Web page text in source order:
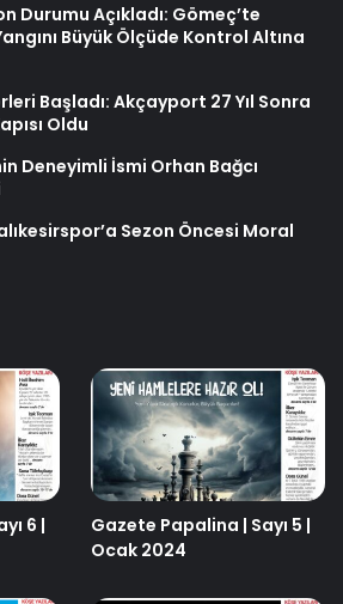
Durumu Açıkladı: Gömeç’te
Büyük Ölçüde Kontrol Altına
Başladı: Akçayport 27 Yıl Sonra
Oldu
Deneyimli İsmi Orhan Bağcı
Sezon Öncesi Moral
6 |
Gazete Papalina | Sayı 5 |
Ocak 2024